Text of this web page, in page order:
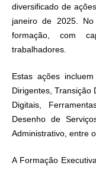
diversificado de
janeiro de 2025.
formação, com
trabalhadores.
Estas ações
Dirigentes, Transição
Digitais,
Desenho de
Administrativo, entre
A Formação